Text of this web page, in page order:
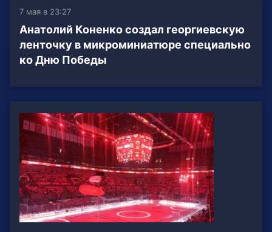
7 мая в 23:27
Анатолий Коненко создал георгиевскую
ленточку в микроминиатюре специально
ко Дню Победы